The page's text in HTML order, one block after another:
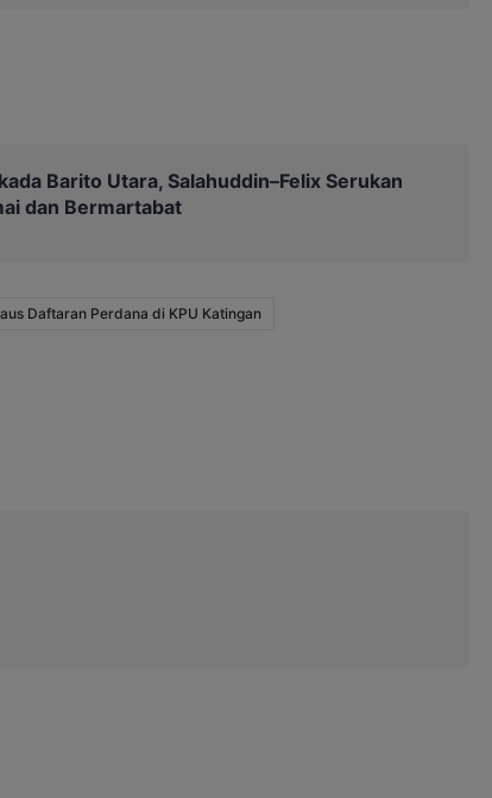
Barito Utara, Salahuddin–Felix Serukan
dan Bermartabat
Daftaran Perdana di KPU Katingan